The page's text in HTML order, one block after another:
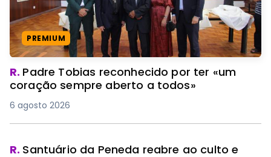
PREMIUM
R. Padre Tobias reconhecido por ter «um
coração sempre aberto a todos»
6 agosto 2026
R. Santuário da Peneda reabre ao culto e